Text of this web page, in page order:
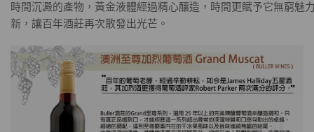
時間沉澱的產物，黃金液體經過精心釀造，時間更賦予它無窮魅
新，讓百年酒莊再次散發出光芒。